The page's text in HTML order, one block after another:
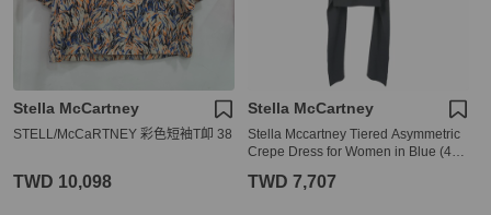
Stella McCartney
STELL/McCaRTNEY 彩色短袖T卹 38
TWD 10,098
Stella McCartney
Stella Mccartney Tiered Asymmetric
Crepe Dress for Women in Blue (495
TWD 7,707